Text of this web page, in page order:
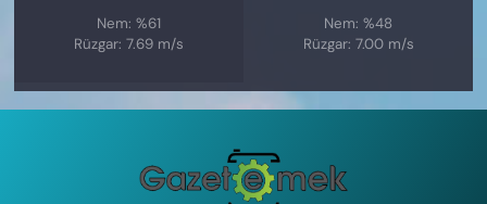
Nem: %61
Rüzgar: 7.69 m/s
Nem: %48
Rüzgar: 7.00 m/s